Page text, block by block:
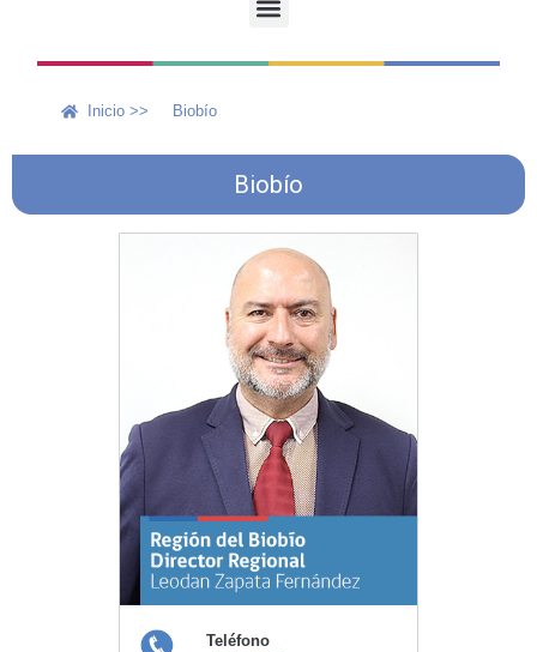
Inicio >> Biobío
Biobío
Teléfono